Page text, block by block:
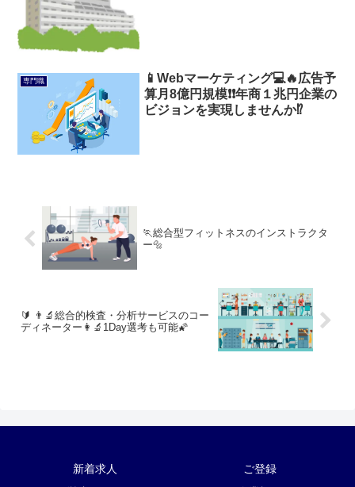
専門職
📱Webマーケティング💻🔥広告予
算月8億円規模❗❗年商１兆円企業の
ビジョンを実現しませんか⁉️
🏃総合型フィットネスのインストラクタ
ー🔩
🔰 👨‍🔬総合的検査・分析サービスのコー
ディネーター👩‍🔬1Day選考も可能🌠
新着求人
ご登録